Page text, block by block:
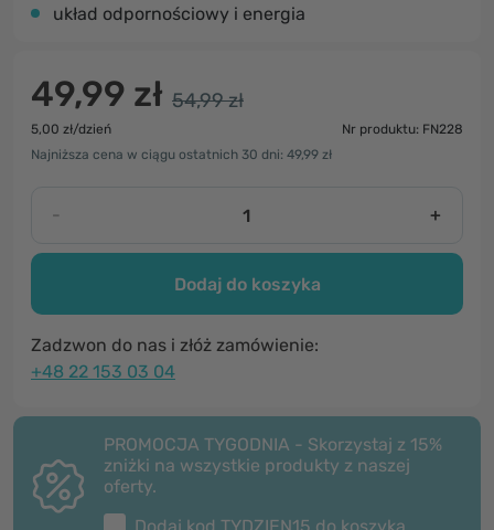
układ odpornościowy i energia
49,99 zł 54,99 zł
5,00 zł/dzień
Nr produktu: FN228
Najniższa cena w ciągu ostatnich 30 dni: 49,99 zł
- +
Dodaj do koszyka
Zadzwon do nas i złóż zamówienie:
+48 22 153 03 04
PROMOCJA TYGODNIA - Skorzystaj z 15%
zniżki na wszystkie produkty z naszej
oferty.